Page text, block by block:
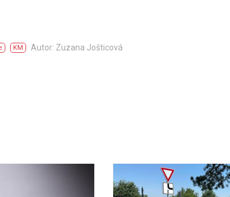
KM Autor: Zuzana Jošticová